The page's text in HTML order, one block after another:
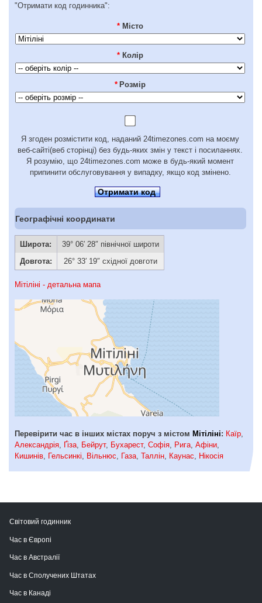
"Отримати код годинника":
* Місто
* Колір
* Розмір
Я згоден розмістити код, наданий 24timezones.com на моєму
веб-сайті(веб сторінці) без будь-яких змін у текст і посиланнях.
Я розумію, що 24timezones.com може в будь-який момент
припинити обслуговування у випадку, якщо код змінено.
Отримати код
Географічні координати
Широта:
39° 06′ 28″ північної широти
Довгота:
26° 33′ 19″ східної довготи
Мітіліні - детальна мапа
Перевірити час в інших містах поруч з містом Мітіліні: Каїр
Александрія
Ґіза Бейрут, Бухарест, Софія Рига Афіни
Кишинів
Гельсинкі Вільнюс Газа Таллін Каунас Нікосія
Світовий годинник
Час в Європі
Час в Австралії
Час в Сполучених Штатах
Час в Канаді